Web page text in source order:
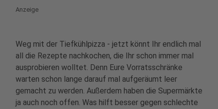
Anzeige
Weg mit der Tiefkühlpizza - jetzt könnt Ihr endlich mal
all die Rezepte nachkochen, die Ihr schon immer mal
ausprobieren wolltet. Denn Eure Vorratsschränke
warten schon lange darauf mal aufgeräumt leer
gemacht zu werden. Außerdem haben die Supermärkte
ja auch noch offen. Was hilft besser gegen schlechte